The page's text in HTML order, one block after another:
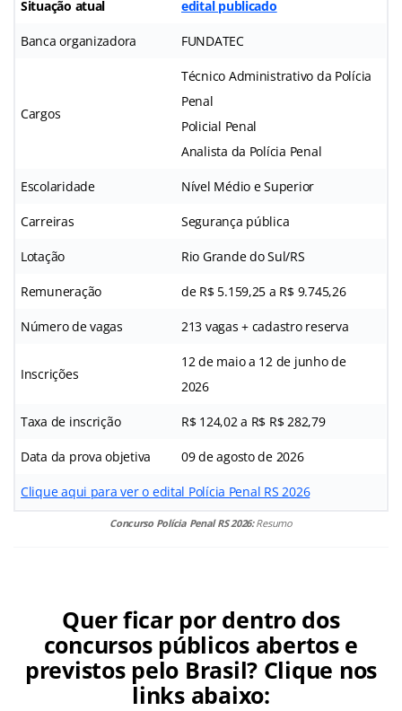
Situação atual edital publicado
Banca organizadora FUNDATEC
Cargos
Técnico Administrativo da Polícia
Penal
Policial Penal
Analista da Polícia Penal
Escolaridade Nível Médio e Superior
Carreiras Segurança pública
Lotação Rio Grande do Sul/RS
Remuneração de R$ 5.159,25 a R$ 9.745,26
Número de vagas 213 vagas + cadastro reserva
Inscrições
12 de maio a 12 de junho de
2026
Taxa de inscrição R$ 124,02 a R$ R$ 282,79
Data da prova objetiva 09 de agosto de 2026
Clique aqui para ver o edital Polícia Penal RS 2026
Concurso Polícia Penal RS 2026:Resumo
Quer ficar por dentro dos
concursos públicos abertos e
previstos pelo Brasil? Clique nos
links abaixo: